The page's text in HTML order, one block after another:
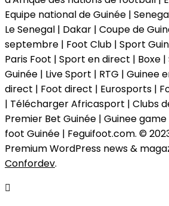
Equipe national de Guinée |
Le Senegal | Dakar | Coupe de
septembre | Foot Club | Sport
Paris Foot | Sport en direct | Boxe |
Guinée | Live Sport | RTG | Guinee
direct | Foot direct | Eurosports |
| Télécharger Africasport | Clubs
Premier Bet Guinée | Guinee
foot Guinée | Feguifoot.com. ©
Premium WordPress news &
Confordev.